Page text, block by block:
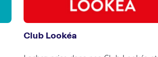
Club Lookéa